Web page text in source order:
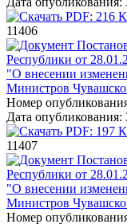
PDF: 216
11406
Республики от
"О внесении
Министров
Номер
Дата опубликования:
PDF: 197
11407
Республики от
"О внесении
Министров
Номер